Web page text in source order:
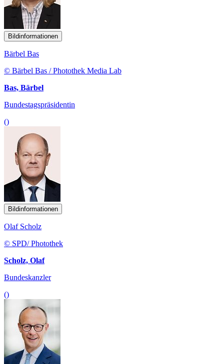
Bildinformationen
Bärbel Bas
© Bärbel Bas / Photothek Media Lab
Bas, Bärbel
Bundestagspräsidentin
()
Bildinformationen
Olaf Scholz
© SPD/ Photothek
Scholz, Olaf
Bundeskanzler
()